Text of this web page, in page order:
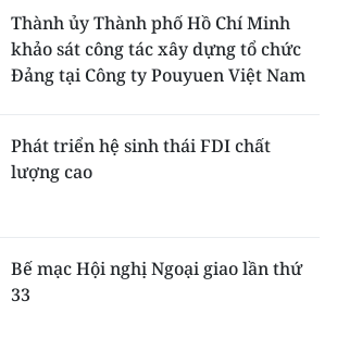
Thành ủy Thành phố Hồ Chí Minh
khảo sát công tác xây dựng tổ chức
Đảng tại Công ty Pouyuen Việt Nam
Phát triển hệ sinh thái FDI chất
lượng cao
Bế mạc Hội nghị Ngoại giao lần thứ
33